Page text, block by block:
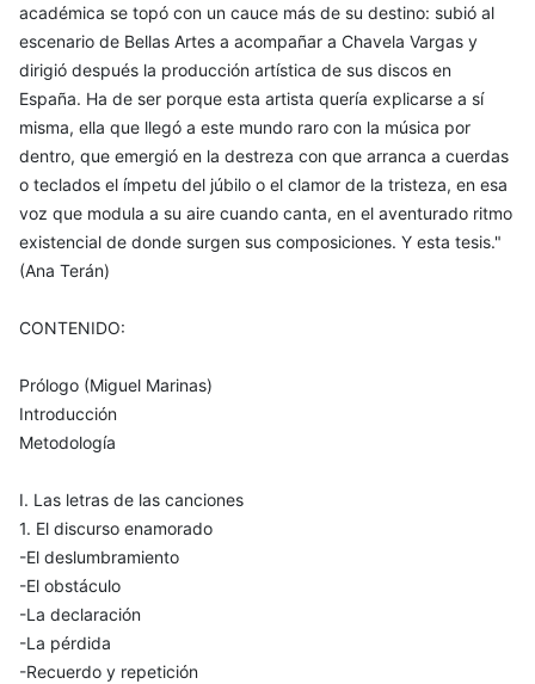
académica se topó con un cauce más de su destino: subió al
escenario de Bellas Artes a acompañar a Chavela Vargas y
dirigió después la producción artística de sus discos en
España. Ha de ser porque esta artista quería explicarse a sí
misma, ella que llegó a este mundo raro con la música por
dentro, que emergió en la destreza con que arranca a cuerdas
o teclados el ímpetu del júbilo o el clamor de la tristeza, en esa
voz que modula a su aire cuando canta, en el aventurado ritmo
existencial de donde surgen sus composiciones. Y esta tesis."
(Ana Terán)
CONTENIDO:
Prólogo (Miguel Marinas)
Introducción
Metodología
I. Las letras de las canciones
1. El discurso enamorado
-El deslumbramiento
-El obstáculo
-La declaración
-La pérdida
-Recuerdo y repetición